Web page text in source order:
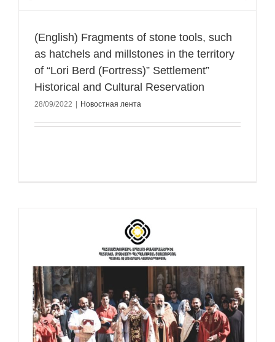
(English) Fragments of stone tools, such
as hatchels and millstones in the territory
of “Lori Berd (Fortress)” Settlement”
Historical and Cultural Reservation
28/09/2022 Новостная лента